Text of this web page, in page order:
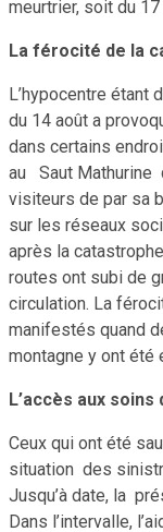
meurtrier, soit du
La férocité de la
L’hypocentre étant
du 14 août a
dans certains
au Saut Mathurine
visiteurs de par sa
sur les réseaux
après la
routes ont subi de
circulation. La
manifestés quand
montagne y ont été
L’accès aux soins
Ceux qui ont été
situation des
Jusqu’à date, la
Dans l’intervalle,